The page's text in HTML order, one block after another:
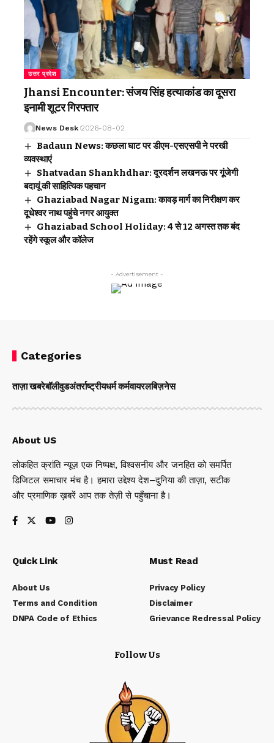
उत्तर प्रदेश
Jhansi Encounter: संजय सिंह हत्याकांड का दूसरा
इनामी शूटर गिरफ्तार
News Desk 2026-08-02
Badaun News: कछला घाट पर डीएम-एसएसपी ने परखी
व्यवस्थाएं
Shatvadan Shankhdhar: दूरदर्शन लखनऊ पर गूंजेगी
बदायूं की साहित्यिक पहचान
Ghaziabad Nagar Nigam: कावड़ मार्ग का निरीक्षण कर
दूधेश्वर नाथ पहुंचे नगर आयुक्त
Ghaziabad School Holiday: 4 से 12 अगस्त तक बंद
रहेंगे स्कूल और कॉलेज
- Advertisement -
Categories
ताज़ा खबरेबॉलीवुडअंतर्राष्ट्रीयधर्म कर्मवायरलबिज़नेस
About US
लोकहित क्रांति न्यूज़ एक निष्पक्ष, विश्वसनीय और जनहित को समर्पित
डिजिटल समाचार मंच है। हमारा उद्देश्य देश–दुनिया की ताज़ा, सटीक
और प्रमाणिक ख़बरें आप तक तेज़ी से पहुँचाना है।
Quick Link
About Us
Terms and Condition
DNPA Code of Ethics
Must Read
Privacy Policy
Disclaimer
Grievance Redressal Policy
Follow Us